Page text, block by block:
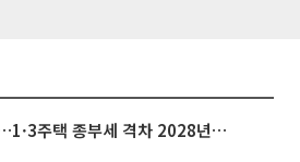
종부세 개편에도…1·3주택 종부세 격차 2028년부터 확대